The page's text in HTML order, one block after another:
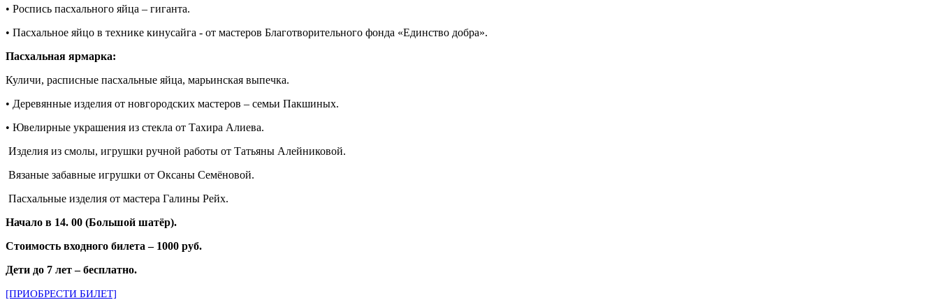
• Роспись пасхального яйца – гиганта.
• Пасхальное яйцо в технике кинусайга - от мастеров Благотворительного фонда «Единство добра».
Пасхальная ярмарка:
Куличи, расписные пасхальные яйца, марьинская выпечка.
• Деревянные изделия от новгородских мастеров – семьи Пакшиных.
• Ювелирные украшения из стекла от Тахира Алиева.
Изделия из смолы, игрушки ручной работы от Татьяны Алейниковой.
Вязаные забавные игрушки от Оксаны Семёновой.
Пасхальные изделия от мастера Галины Рейх.
Начало в 14. 00 (Большой шатёр).
Стоимость входного билета – 1000 руб.
Дети до 7 лет – бесплатно.
[ПРИОБРЕСТИ БИЛЕТ]